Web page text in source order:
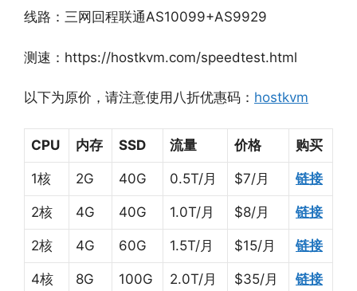
线路：三网回程联通AS10099+AS9929
测速：https://hostkvm.com/speedtest.html
以下为原价，请注意使用八折优惠码： hostkvm
CPU 内存 SSD 流量 价格 购买
1核 2G 40G 0.5T/月 $7/月 链接
2核 4G 40G 1.0T/月 $8/月 链接
2核 4G 60G 1.5T/月 $15/月 链接
4核 8G 100G 2.0T/月 $35/月 链接